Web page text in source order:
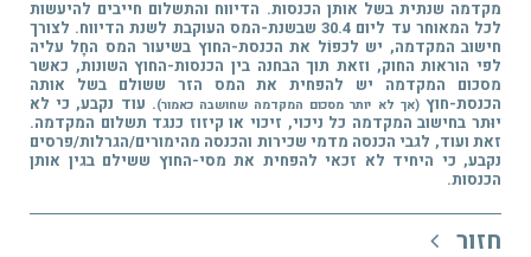
מקדמה שנתית בשל אותן הכנסות. הדיווח והתשלום חייבים להיעשות
לכל המאוחר עד ליום 30.4 שבשנת-המס העוקבת לשנת הדיווח.
לצורך
חישוב המקדמה, יש לכפוֹל את הכנסת-החוץ בשיעור המס החָל עליה
לפי הוראות החוק, וזאת תוך הבחנה בין הכנסות-החוץ השונות, כאשר
מסכום המקדמה יש להפחית את המס הזר ששולם בשל אותה
הכנסת-חוץ(אך לא יותר מסכום המקדמה שחושבה כאמור). עוד נקבע, כי לא
יוּתר בחישוב המקדמה כל ניכוי, זיכוי או קיזוז כנגד תשלום המקדמה.
זאת ועוד, לגבי הכנסה מדמי שכירות והכנסה מהימורים/הגרלות/פרסים
נקבע, כי היחיד לא זכאי להפחית את מסי-החוץ ששילם בגין אותן
הכנסות.
חזור